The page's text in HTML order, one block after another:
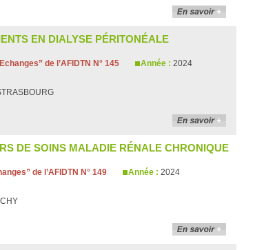
EN DIALYSE PÉRITONÉALE
de l’AFIDTN N° 145 Année : 2024
DE SOINS MALADIE RÉNALE CHRONIQUE
de l’AFIDTN N° 149 Année : 2024